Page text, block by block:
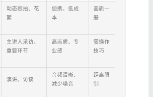
动态跟拍、花
絮
便携、低成
本
画质一
般
主讲人采访、
重要环节
高画质、专
业感
需操作
技巧
演讲、访谈
音频清晰、
减少噪音
距离限
制